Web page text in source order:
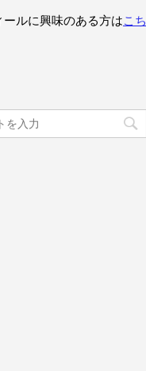
ルに興味のある方はこち